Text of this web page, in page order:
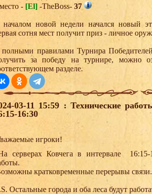
- [El] -TheBoss- 37
новой недели начался новый
сотня мест получит приз - личное
правилами Турнира
за победу на турнире, можно
разделе.
03-11 15:59 : Технические
16:30
игроки!
серверах Ковчега в интервале 16:15-
кратковременные перерывы связи.
Остальные города и оба леса будут